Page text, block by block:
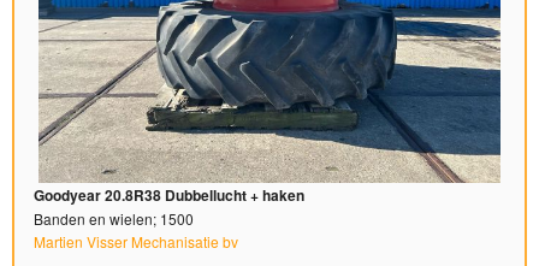
Goodyear 20.8R38 Dubbellucht + haken
Banden en wielen; 1500
Martien Visser Mechanisatie bv